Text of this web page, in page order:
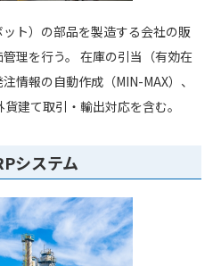
ト）の部品を製造する会社の販
理を行う。 在庫の引当（有効在
情報の自動作成（MIN-MAX）、
建て取引・輸出対応を含む。
システム